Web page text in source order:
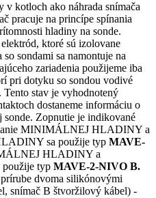
v kotloch ako náhrada snímača
pracuje na princípe spínania
hladiny na sonde.
ktoré sú izolovane
sondami sa namontuje na
zariadenia použijeme iba
pri dotyku so sondou vodivé
Tento stav je vyhodnotený
dostaneme informáciu o
Zopnutie je indikované
MINIMÁLNEJ HLADINY a
sa použije typ MAVE-
HLADINY a
typ MAVE-2-NIVO B.
dvoma silikónovými
snímač B štvoržilový kábel) -